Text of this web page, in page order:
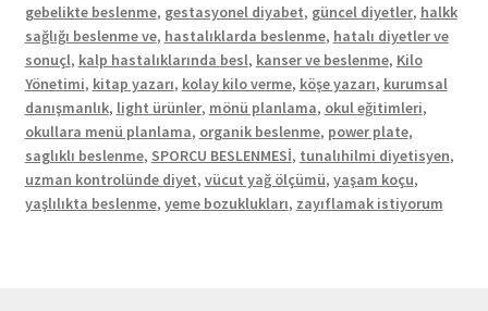
gebelikte beslenme, gestasyonel diyabet, güncel diyetler, halkk
sağlığı beslenme ve, hastalıklarda beslenme, hatalı diyetler ve
sonuçl, kalp hastalıklarında besl, kanser ve beslenme, Kilo
Yönetimi, kitap yazarı, kolay kilo verme, köşe yazarı, kurumsal
danışmanlık, light ürünler, mönü planlama, okul eğitimleri,
okullara menü planlama, organik beslenme, power plate,
saglıklı beslenme, SPORCU BESLENMESİ, tunalıhilmi diyetisyen,
uzman kontrolünde diyet, vücut yağ ölçümü, yaşam koçu,
yaşlılıkta beslenme, yeme bozuklukları, zayıflamak istiyorum